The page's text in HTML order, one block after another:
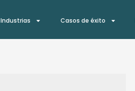
Industrias Casos de éxito